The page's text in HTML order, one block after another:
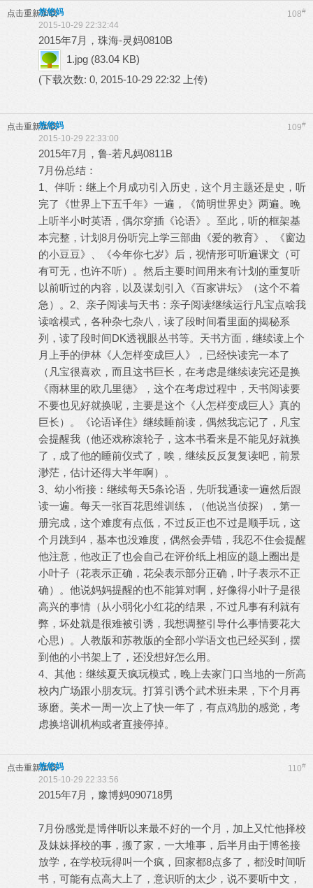
点击重新加载 108#
悠悠妈
2015-10-29 22:32:44
2015年7月，珠海-灵妈0810B
1.jpg (83.04 KB)
(下载次数: 0, 2015-10-29 22:32 上传)
点击重新加载 109#
悠悠妈
2015-10-29 22:33:00
2015年7月，鲁-若凡妈0811B
7月份总结：
1
、伴听：继上个月成功引入历史，这个月主题还是史，听
完了《世界上下五千年》一遍，《简明世界史》两遍。晚
上听半小时英语，偶尔穿插《论语》。至此，听的框架基
本完整，计划 8月份听完上学三部曲《爱的教育》、《窗边
的小豆豆》、《今年你七岁》后，视情形可听遍课文（可
有可无，也许不听）。然后主要时间用来有计划的重复听
以前听过的内容，以及谋划引入《百家讲坛》（这个不着
急）。 2 、亲子阅读与天书：亲子阅读继续运行凡宝点啥我
读啥模式，各种杂七杂八，读了段时间看里面的揭秘系
列，读了段时间DK透视眼丛书等。天书方面，继续读上个
月上手的伊林《人怎样变成巨人》，已经快读完一本了
（凡宝很喜欢，而且这书巨长，在考虑是继续读完还是换
《雨林里的欧几里德》，这个在考虑过程中，天书阅读要
不要也见好就换呢，主要是这个《人怎样变成巨人》真的
巨长）。《论语译住》继续睡前读，偶然我忘记了，凡宝
会提醒我（他还戏称滚轮子，这本书看来是不能见好就换
了，成了他的睡前仪式了，唉，继续反反复复读吧，前景
渺茫，估计还得大半年啊）。
3 、幼小衔接：继续每天5条论语，先听我通读一遍然后跟
读一遍。每天一张百花思维训练，（他说当侦探），第一
册完成，这个难度有点低，不过反正也不过是顺手玩，这
个月跳到 4 ，基本也没难度，偶然会弄错，我忍不住会提醒
他注意，他改正了也会自己在评价纸上相应的题上圈出是
小叶子（花表示正确，花朵表示部分正确，叶子表示不正
确）。他说妈妈提醒的也不能算对啊，好像得小叶子是很
高兴的事情（从小弱化小红花的结果，不过凡事有利就有
弊，坏处就是很难被引诱，我想调整引导什么事情要花大
心思）。人教版和苏教版的全部小学语文也已经买到，摆
到他的小书架上了，还没想好怎么用。
4 、其他：继续夏天疯玩模式，晚上去家门口当地的一所高
校内广场跟小朋友玩。打算引诱个武术班未果，下个月再
琢磨。美术一周一次上了快一年了，有点鸡肋的感觉，考
虑换培训机构或者直接停掉。
点击重新加载 110#
悠悠妈
2015-10-29 22:33:56
2015年7月，豫博妈090718男
7月份感觉是博伴听以来最不好的一个月，加上又忙他择校
及妹妹择校的事，搬了家，一大堆事，后半月由于博爸接
放学，在学校玩得叫一个疯，回家都8点多了，都没时间听
书，可能有点高大上了，意识听的太少，说不要听中文，